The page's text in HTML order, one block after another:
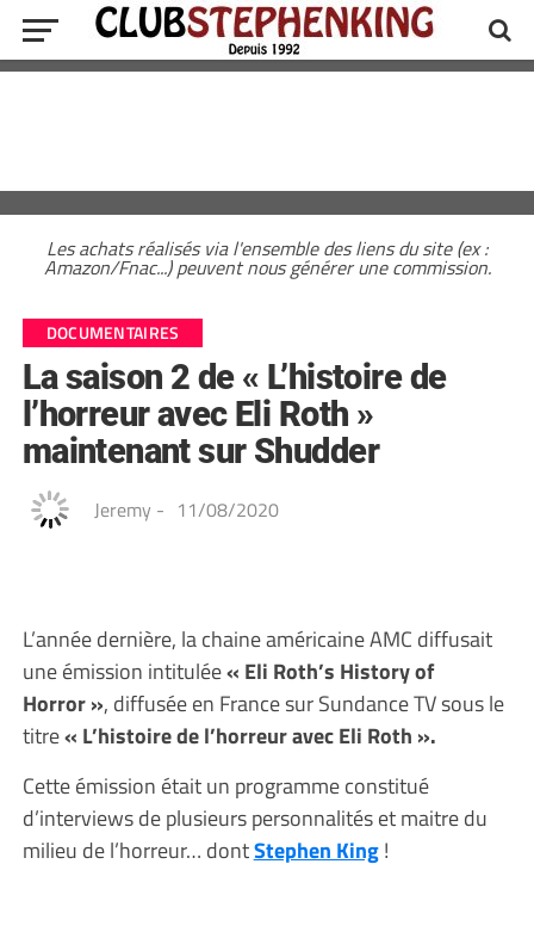
Les achats réalisés via l'ensemble des liens du site (ex :
Amazon/Fnac...) peuvent nous générer une commission.
DOCUMENTAIRES
La saison 2 de « L’histoire de
l’horreur avec Eli Roth »
maintenant sur Shudder
Jeremy - 11/08/2020
L’année dernière, la chaine américaine AMC diffusait
une émission intitulée« Eli Roth’s History of
Horror », diffusée en France sur Sundance TV sous le
titre« L’histoire de l’horreur avec Eli Roth ».
Cette émission était un programme constitué
d’interviews de plusieurs personnalités et maitre du
milieu de l’horreur… dontStephen King!